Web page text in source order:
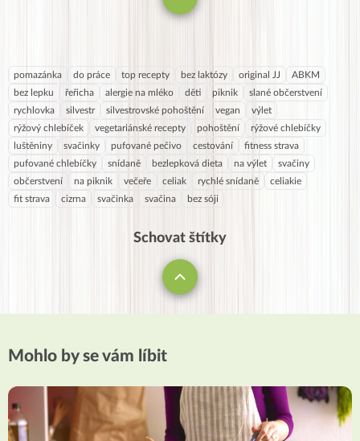
pomazánka do práce top recepty bez laktózy original JJ
ABKM
bez lepku
řeřicha alergie na mléko děti piknik
slané občerstvení
rychlovka
silvestr silvestrovské pohoštění vegan
výlet
rýžový chlebíček
vegetariánské recepty pohoštění
rýžové chlebíčky
luštěniny
svačinky pufované pečivo cestování
fitness strava
pufované chlebíčky
snídaně bezlepková dieta na výlet
svačiny
občerstvení
na piknik večeře celiak rychlé snídaně
celiakie
fit strava
cizrna svačinka svačina bez sóji
Schovat štítky
Mohlo by se vám líbit